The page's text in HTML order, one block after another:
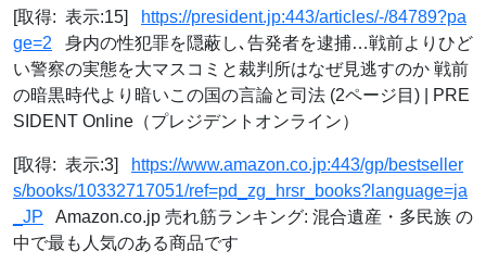
[取得: 表示:15]
https://president.jp:443/articles/-/84789?pa
ge=2 身内の性犯罪を隠蔽し､告発者を逮捕…戦前よりひど
い警察の実態を大マスコミと裁判所はなぜ見逃すのか 戦前
の暗黒時代より暗いこの国の言論と司法 (2ページ目) | PRE
SIDENT Online（プレジデントオンライン）
[取得: 表示:3]
https://www.amazon.co.jp:443/gp/bestseller
s/books/10332717051/ref=pd_zg_hrsr_books?language=ja
_JP Amazon.co.jp 売れ筋ランキング: 混合遺産・多民族 の
中で最も人気のある商品です